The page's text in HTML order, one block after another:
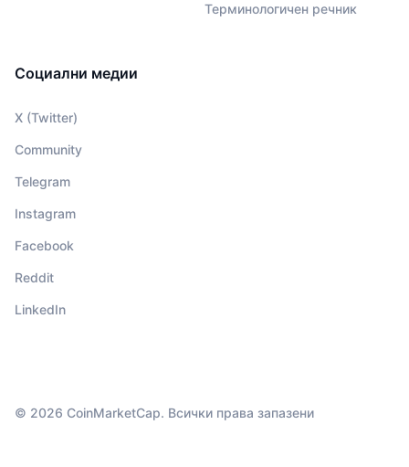
Терминологичен речник
Социални медии
X (Twitter)
Community
Telegram
Instagram
Facebook
Reddit
LinkedIn
© 2026 CoinMarketCap. Всички права запазени